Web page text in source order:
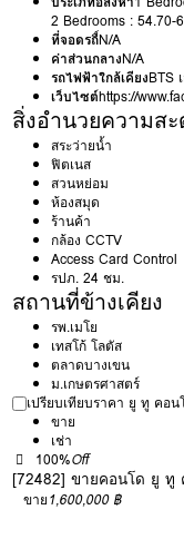
2 Bedrooms : 54.70-
ที่จอดรถื์N/A
ค่าส่วนกลางN/A
รถไฟฟ้าใกล้เคียงBTS
เว็บไซต์https://
สิ่งอำนวยความส
สระว่ายน้ำ
ฟิตเนส
สวนหย่อม
ห้องสมุด
ร้านค้า
กล้อง CCTV
Access Card Control
รปภ. 24 ชม.
สถานที่ข้างเคียง
รพ.เมโย
เทสโก้ โลตัส
ตลาดบางเขน
ม.เกษตรศาสตร์
เปรียบเทียบราคา ยู ทู คอ
ขาย
เช่า
100%Off
[72482] ขายคอนโด ยู ทู
ขาย1,600,000 ฿